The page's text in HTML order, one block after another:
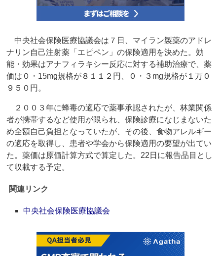
中央社会保険医療協議会は７日、マイラン製薬のアドレ
ナリン自己注射薬「エピペン」の保険適用を決めた。効
能・効果はアナフィラキシー反応に対する補助治療で、薬
価は０・15mg規格が８１１２円、０・３mg規格が１万０
９５０円。
２００３年に蜂毒の適応で薬事承認されたが、林業関係
者が携帯するなど使用が限られ、保険診療になじまないた
め全額自己負担となっていたが、その後、食物アレルギー
の適応を取得し、患者や学会から保険適用の要望が出てい
た。薬価は原価計算方式で算定した。22日に報告品目とし
て収載する予定。
関連リンク
中央社会保険医療協議会